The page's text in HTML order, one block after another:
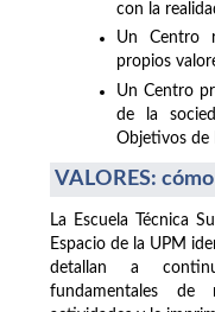
con la
Un Centro
propios
Un Centro
de la
Objetivos de
VALORES:
La Escuela Técnica
Espacio de la UPM
detallan a
fundamentales